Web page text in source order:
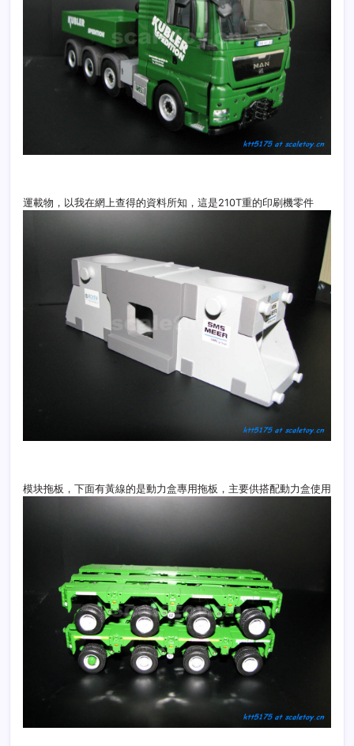
運載物，以我在網上查得的資料所知，這是210T重的印刷機零件
模块拖板，下面有黃線的是動力盒專用拖板，主要供搭配動力盒使用